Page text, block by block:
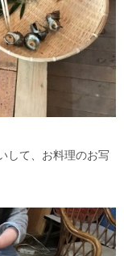
して、お料理のお写